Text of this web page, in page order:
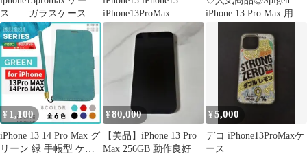
ス ガラスケース
緑
iPhone13ProMax
iPhone13Pro
iPhone12mini
iPhone13mini
iPhone15Plus Magsafe 対
応 クリアケース マグセ
ーフ 大人気
iPhone 13 Pro Max 用ケ
¥ 1,100
iPhone 13 14 Pro Max グ
リーン 緑 手帳型 ケー
¥80,000
【美品】iPhone 13 Pro
Max 256GB 動作良好
¥5,000
デコ iPhone13ProMaxケ
ース